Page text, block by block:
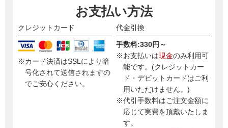
お支払い方法
クレジットカード
※カード決済はSSLにより暗
号化されて送信されますの
でご安心ください。
代金引換
手数料:330円～
※お支払いは現金のみ利用可
能です。(クレジットカー
ド・デビットカードはご利
用いただけません。)
※代引手数料はご注文金額に
応じて実費を頂戴いたしま
す。